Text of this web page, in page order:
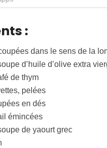
:
dans le sens de la
d’huile d’olive extra
de thym
pelées
en dés
émincées
de yaourt grec